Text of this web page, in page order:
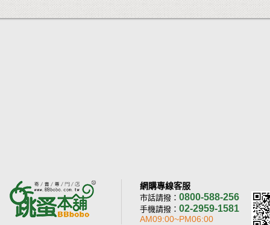
網購專線客服
市話請撥： 0800-588-256
手機請撥： 02-2959-1581
AM09:00~PM06:00